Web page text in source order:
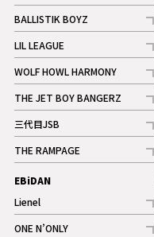
記事
BALLISTIK BOYZ
記事
LIL LEAGUE
記事
WOLF HOWL HARMONY
記事
THE JET BOY BANGERZ
記事
三代目JSB
記事
THE RAMPAGE
記事
ギャラリー
EBiDAN
Lienel
記事
ONE N’ONLY